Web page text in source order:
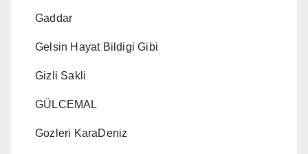
Gaddar
Gelsin Hayat Bildigi Gibi
Gizli Sakli
GÜLCEMAL
Gozleri KaraDeniz